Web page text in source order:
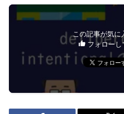
この記事が気に
フォローし